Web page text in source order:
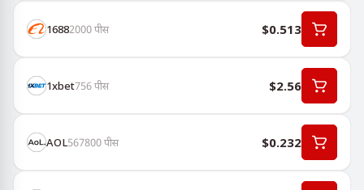
16882000पीस $0.513
1хbet756पीस $2.56
AOL567800पीस $0.232